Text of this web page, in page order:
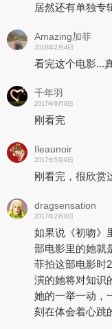
居然还有单独专
Amazing加菲
2018年2月4日
看完这个电影...
千年羽
2017年9月9日
刚看完
Ileaunoir
2017年5月9日
刚看完，很欣赏
dragsensation
2017年2月8日
如果说《初吻》
部电影里的她就
菲拍这部电影时
演的她将对知识
她的一举一动，
刻在体会着心跳